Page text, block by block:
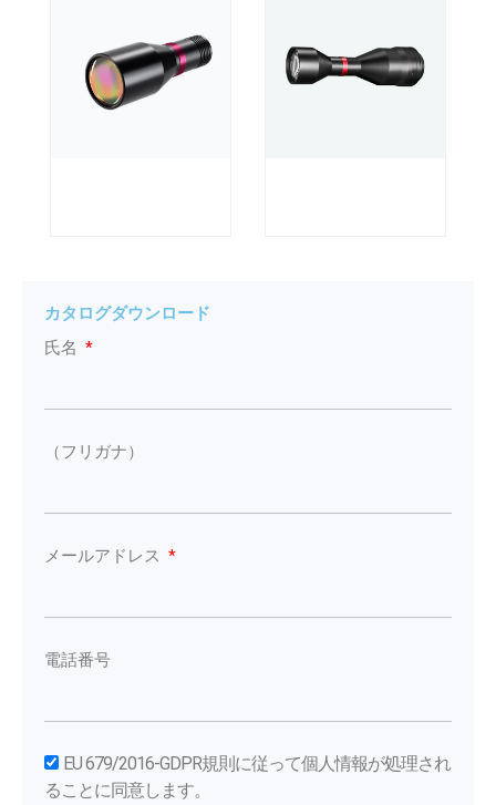
カタログダウンロード
氏名
（フリガナ）
メールアドレス
電話番号
EU 679/2016-GDPR規則に従って個人情報が処理され
ることに同意します。